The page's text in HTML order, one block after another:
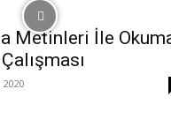
Metinleri İle
2020